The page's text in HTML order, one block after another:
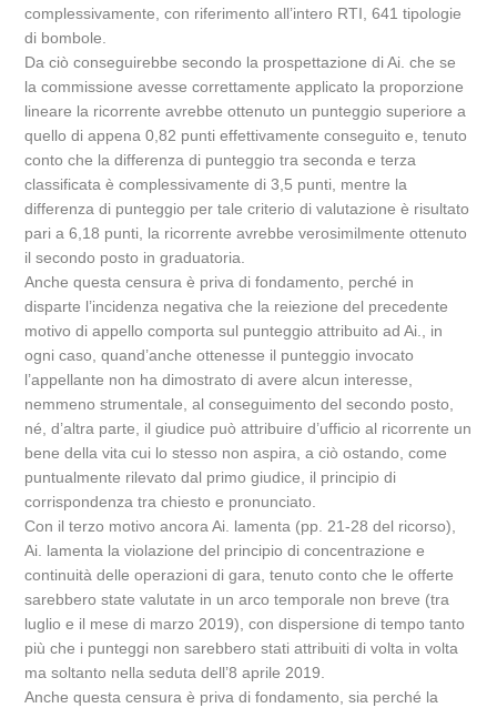
complessivamente, con riferimento all’intero RTI, 641 tipologie
di bombole.
Da ciò conseguirebbe secondo la prospettazione di Ai. che se
la commissione avesse correttamente applicato la proporzione
lineare la ricorrente avrebbe ottenuto un punteggio superiore a
quello di appena 0,82 punti effettivamente conseguito e, tenuto
conto che la differenza di punteggio tra seconda e terza
classificata è complessivamente di 3,5 punti, mentre la
differenza di punteggio per tale criterio di valutazione è risultato
pari a 6,18 punti, la ricorrente avrebbe verosimilmente ottenuto
il secondo posto in graduatoria.
Anche questa censura è priva di fondamento, perché in
disparte l’incidenza negativa che la reiezione del precedente
motivo di appello comporta sul punteggio attribuito ad Ai., in
ogni caso, quand’anche ottenesse il punteggio invocato
l’appellante non ha dimostrato di avere alcun interesse,
nemmeno strumentale, al conseguimento del secondo posto,
né, d’altra parte, il giudice può attribuire d’ufficio al ricorrente un
bene della vita cui lo stesso non aspira, a ciò ostando, come
puntualmente rilevato dal primo giudice, il principio di
corrispondenza tra chiesto e pronunciato.
Con il terzo motivo ancora Ai. lamenta (pp. 21-28 del ricorso),
Ai. lamenta la violazione del principio di concentrazione e
continuità delle operazioni di gara, tenuto conto che le offerte
sarebbero state valutate in un arco temporale non breve (tra
luglio e il mese di marzo 2019), con dispersione di tempo tanto
più che i punteggi non sarebbero stati attribuiti di volta in volta
ma soltanto nella seduta dell’8 aprile 2019.
Anche questa censura è priva di fondamento, sia perché la